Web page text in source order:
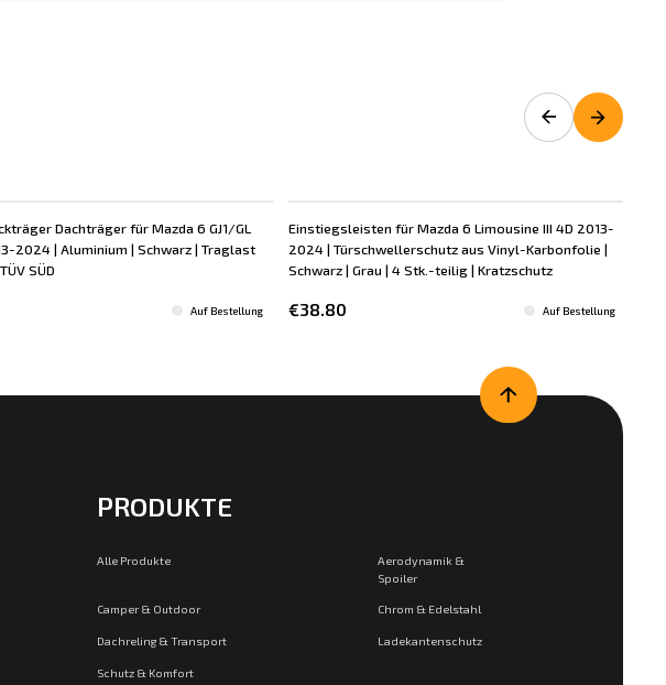
Dachträger für Mazda 6 GJ1/GL
2024 | Aluminium | Schwarz | Traglast
SÜD
Auf Bestellung
Einstiegsleisten für Mazda 6 Limousine III 4D 2013-
2024 | Türschwellerschutz aus Vinyl-Karbonfolie |
Schwarz | Grau | 4 Stk.-teilig | Kratzschutz
€38.80 Auf Bestellung
PRODUKTE
Alle Produkte
Aerodynamik &
Spoiler
Camper & Outdoor Chrom & Edelstahl
Dachreling & Transport Ladekantenschutz
Schutz & Komfort